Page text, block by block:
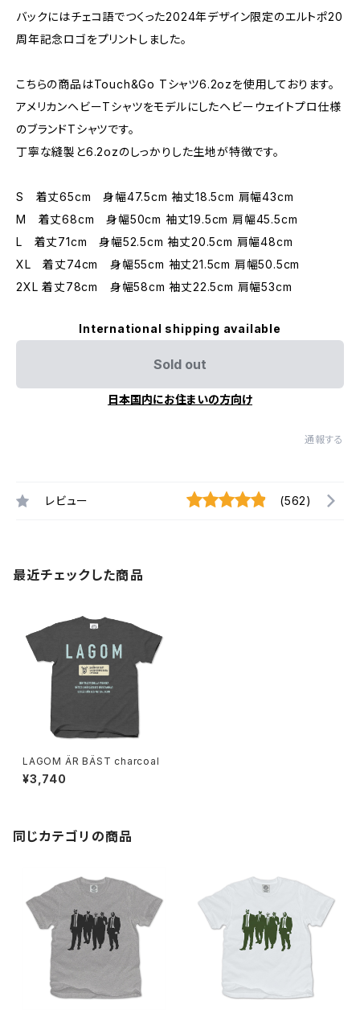
バックにはチェコ語でつくった2024年デザイン限定のエルトポ20
周年記念ロゴをプリントしました。
こちらの商品はTouch&Go Tシャツ6.2ozを使用しております。
アメリカンヘビーTシャツをモデルにしたヘビーウェイトプロ仕様
のブランドTシャツです。
丁寧な縫製と6.2ozのしっかりした生地が特徴です。
S 着丈65cm 身幅47.5cm 袖丈18.5cm 肩幅43cm
M 着丈68cm 身幅50cm 袖丈19.5cm 肩幅45.5cm
L 着丈71cm 身幅52.5cm 袖丈20.5cm 肩幅48cm
XL 着丈74cm 身幅55cm 袖丈21.5cm 肩幅50.5cm
2XL 着丈78cm 身幅58cm 袖丈22.5cm 肩幅53cm
International shipping available
Sold out
日本国内にお住まいの方向け
通報する
レビュー (562)
最近チェックした商品
LAGOM ÄR BÄST charcoal
¥3,740
同じカテゴリの商品